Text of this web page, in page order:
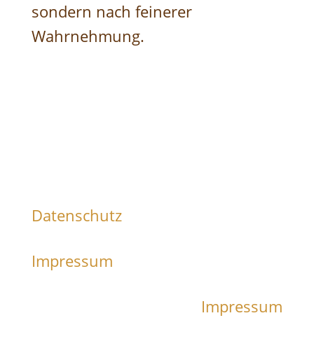
sondern nach feinerer
Wahrnehmung.
Datenschutz
Impressum
Impressum